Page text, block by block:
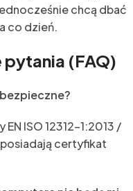
chcą dbać
co dzień.
(FAQ)
EN ISO 12312-1:2013 /
posiadają certyfikat